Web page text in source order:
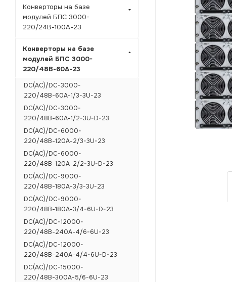
Конверторы на базе
модулей БПС 3000-
220/24В-100А-23
Конверторы на базе
модулей БПС 3000-
220/48В-60А-23
DC(AC)/DC-3000-
220/48В-60А-1/3-3U-23
DC(AC)/DC-3000-
220/48В-60А-1/2-3U-D-23
DC(AC)/DC-6000-
220/48В-120А-2/3-3U-23
DC(AC)/DC-6000-
220/48В-120А-2/2-3U-D-23
DC(AC)/DC-9000-
220/48В-180А-3/3-3U-23
DC(AC)/DC-9000-
220/48В-180А-3/4-6U-D-23
DC(AC)/DC-12000-
220/48В-240А-4/6-6U-23
DC(AC)/DC-12000-
220/48В-240А-4/4-6U-D-23
DC(AC)/DC-15000-
220/48В-300А-5/6-6U-23